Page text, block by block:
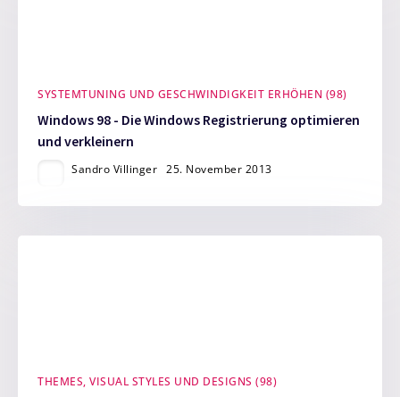
SYSTEMTUNING UND GESCHWINDIGKEIT ERHÖHEN (98)
Windows 98 - Die Windows Registrierung optimieren
und verkleinern
Sandro Villinger 25. November 2013
THEMES, VISUAL STYLES UND DESIGNS (98)